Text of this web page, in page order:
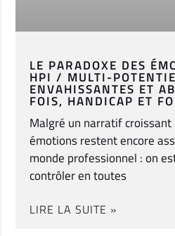
LE PARADOXE DES
HPI / MULTI-
ENVAHISSANTES ET
FOIS, HANDICAP ET
Malgré un narratif croissant
émotions restent encore
monde professionnel : on
contrôler en toutes
LIRE LA SUITE »